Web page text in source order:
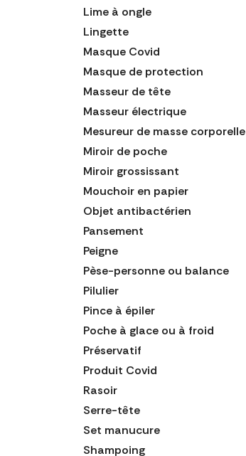
Lime à ongle
Lingette
Masque Covid
Masque de protection
Masseur de tête
Masseur électrique
Mesureur de masse corporelle
Miroir de poche
Miroir grossissant
Mouchoir en papier
Objet antibactérien
Pansement
Peigne
Pèse-personne ou balance
Pilulier
Pince à épiler
Poche à glace ou à froid
Préservatif
Produit Covid
Rasoir
Serre-tête
Set manucure
Shampoing